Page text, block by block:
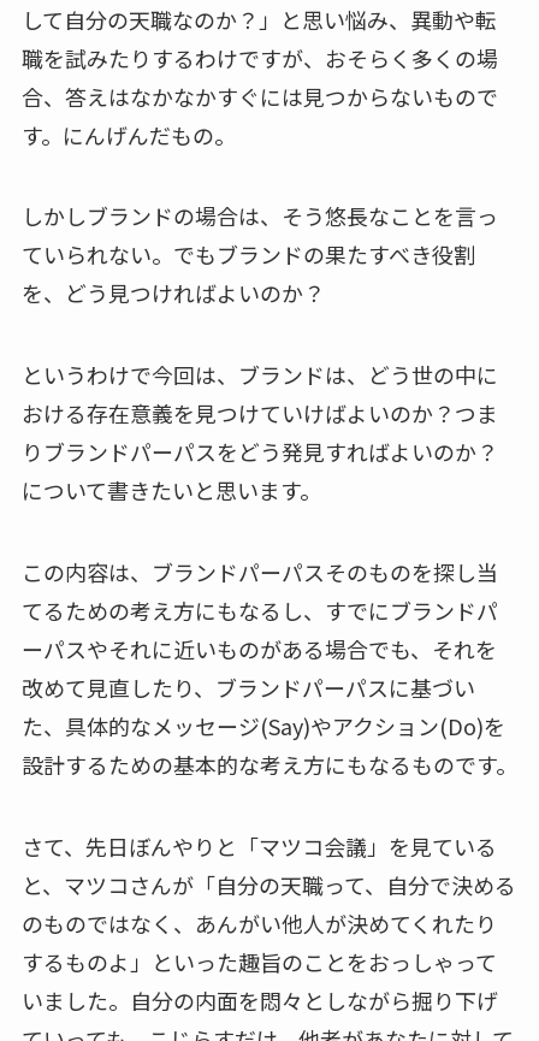
して自分の天職なのか？」と思い悩み、異動や転
職を試みたりするわけですが、おそらく多くの場
合、答えはなかなかすぐには見つからないもので
す。にんげんだもの。
しかしブランドの場合は、そう悠長なことを言っ
ていられない。でもブランドの果たすべき役割
を、どう見つければよいのか？
というわけで今回は、ブランドは、どう世の中に
おける存在意義を見つけていけばよいのか？つま
りブランドパーパスをどう発見すればよいのか？
について書きたいと思います。
この内容は、ブランドパーパスそのものを探し当
てるための考え方にもなるし、すでにブランドパ
ーパスやそれに近いものがある場合でも、それを
改めて見直したり、ブランドパーパスに基づい
た、具体的なメッセージ(Say)やアクション(Do)を
設計するための基本的な考え方にもなるものです。
さて、先日ぼんやりと「マツコ会議」を見ている
と、マツコさんが「自分の天職って、自分で決める
のものではなく、あんがい他人が決めてくれたり
するものよ」といった趣旨のことをおっしゃって
いました。自分の内面を悶々としながら掘り下げ